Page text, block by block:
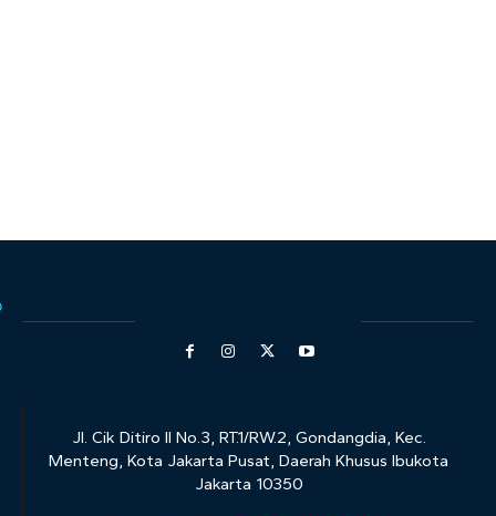
Jl. Cik Ditiro II No.3, RT.1/RW.2, Gondangdia, Kec.
Menteng, Kota Jakarta Pusat, Daerah Khusus Ibukota
Jakarta 10350